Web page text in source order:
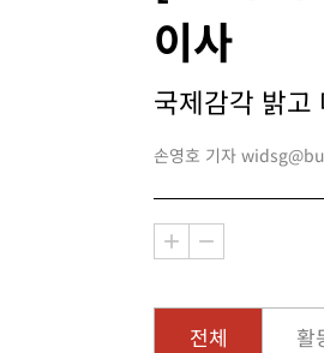
이사
국제감각 밝
손영호 기자
전체 활